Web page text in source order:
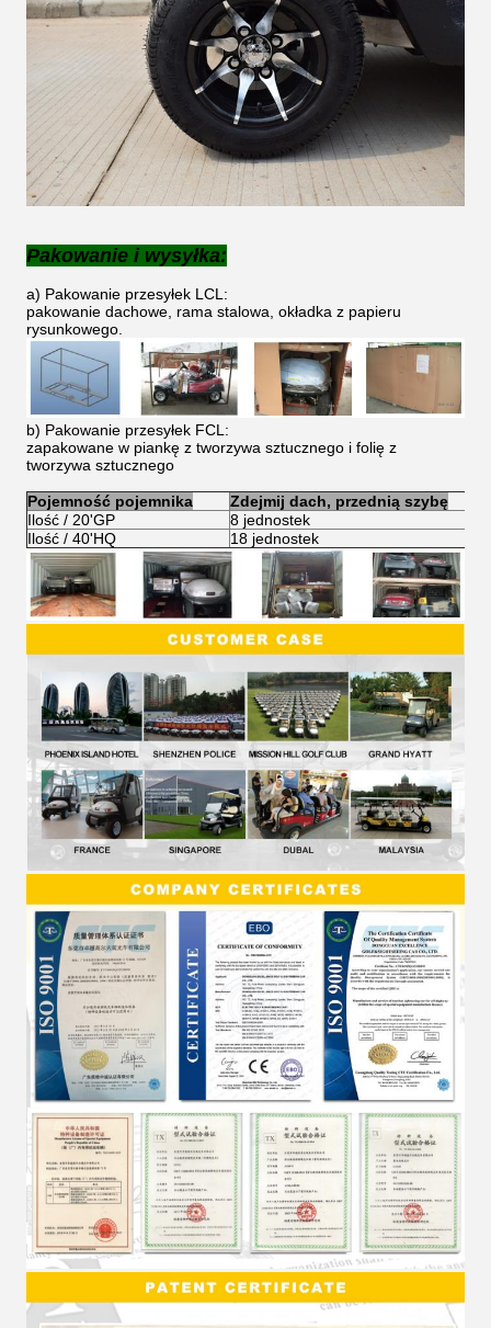
Pakowanie i wysyłka:
a) Pakowanie przesyłek LCL:
pakowanie dachowe, rama stalowa, okładka z papieru
rysunkowego.
b) Pakowanie przesyłek FCL:
zapakowane w piankę z tworzywa sztucznego i folię z
tworzywa sztucznego
Pojemność pojemnika
Zdejmij dach, przednią szybę
Ilość / 20'GP
8 jednostek
Ilość / 40'HQ
18 jednostek